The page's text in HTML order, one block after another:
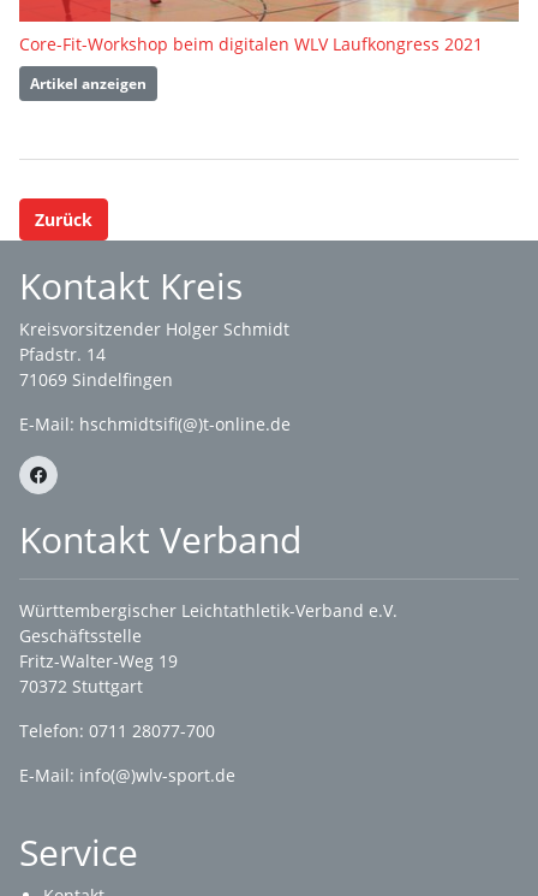
Core-Fit-Workshop beim digitalen WLV Laufkongress 2021
Artikel anzeigen
Zurück
Kontakt Kreis
Kreisvorsitzender Holger Schmidt
Pfadstr. 14
71069 Sindelfingen
E-Mail: hschmidtsifi(@)t-online.de
Kontakt Verband
Württembergischer Leichtathletik-Verband e.V.
Geschäftsstelle
Fritz-Walter-Weg 19
70372 Stuttgart
Telefon: 0711 28077-700
E-Mail: info(@)wlv-sport.de
Service